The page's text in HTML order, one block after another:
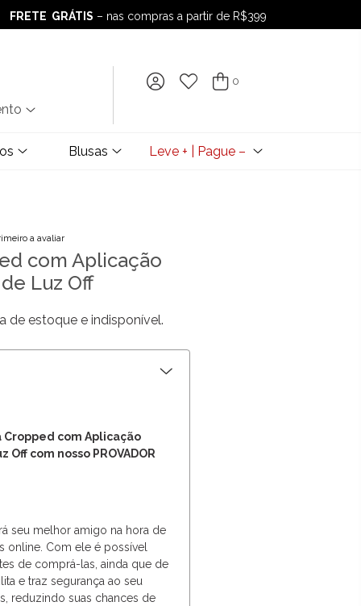
FRETE GRÁTIS – nas compras a partir de R$399
FRETE GRÁTIS– nas compras a partir de R$399
0
Blusas Leve + | Pague –
a avaliar
com Aplicação
Luz Off
de estoque e indisponível.
Cropped com Aplicação
Off com nosso PROVADOR
seu melhor amigo na hora de
online. Com ele é possível
de comprá-las, ainda que de
e traz segurança ao seu
reduzindo suas chances de